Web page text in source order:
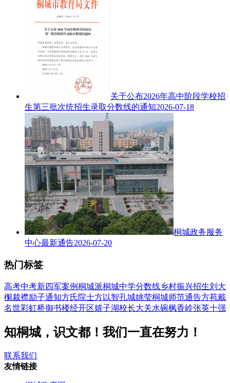
关于公布2026年高中阶段学校招
生第三批次统招生录取分数线的通知2026-07-18
桐城政务服务
中心最新通告2026-07-20
热门标签
高考中考新四军案例桐城派桐城中学分数线乡村振兴招生刘大
櫆裁襟励子通知方氏院士方以智孔城姚莹桐城师范通告方苞戴
名世彩虹桥御书楼经开区嬉子湖校长大关水碗枫香岭张英十强
知桐城，识文都！我们一直在努力！
联系我们
友情链接